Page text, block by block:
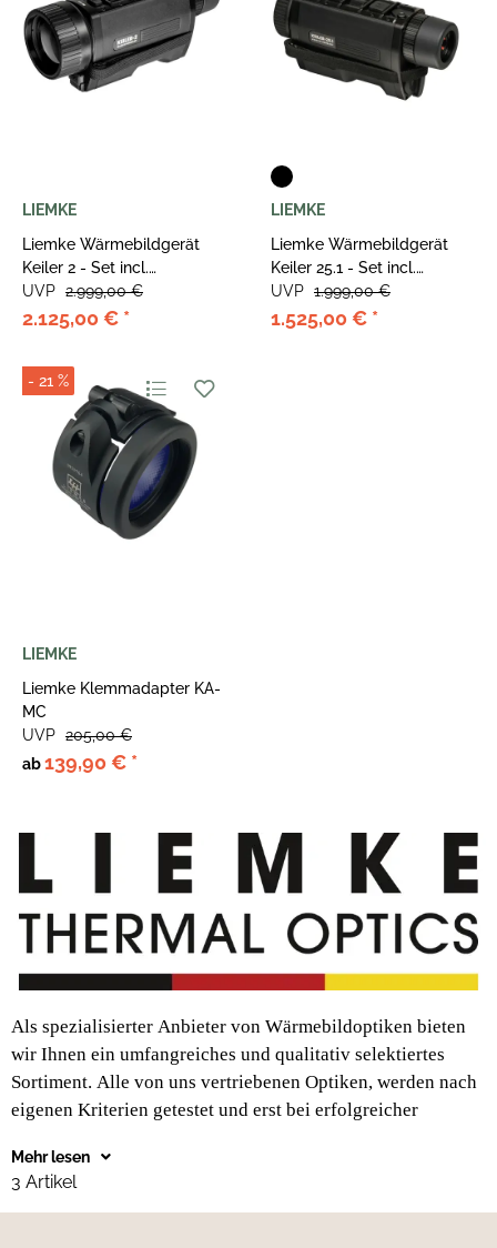
LIEMKE
Liemke Wärmebildgerät
Keiler 2 - Set incl.
Zusatzakku
2.125,00 € *
UVP 2.999,00 €
LIEMKE
Liemke Wärmebildgerät
Keiler 25.1 - Set incl.
Zusatzakku
1.525,00 € *
UVP 1.999,00 €
- 21 %
LIEMKE
Liemke Klemmadapter KA-
MC
ab139,90 € *
UVP 205,00 €
Als spezialisierter Anbieter von Wärmebildoptiken bieten
wir Ihnen ein umfangreiches und qualitativ selektiertes
Sortiment. Alle von uns vertriebenen Optiken, werden nach
eigenen Kriterien getestet und erst bei erfolgreicher
Bewertung für den Verkauf freigegeben. Wir vertreten seit
2008 führende Hersteller von Wärmebildoptiken im
Behördenbereich und entwickeln seit 2014 eigene Optiken.
Alle Komponenten kommen aus Europa und entsprechen
Mehr lesen
3 Artikel